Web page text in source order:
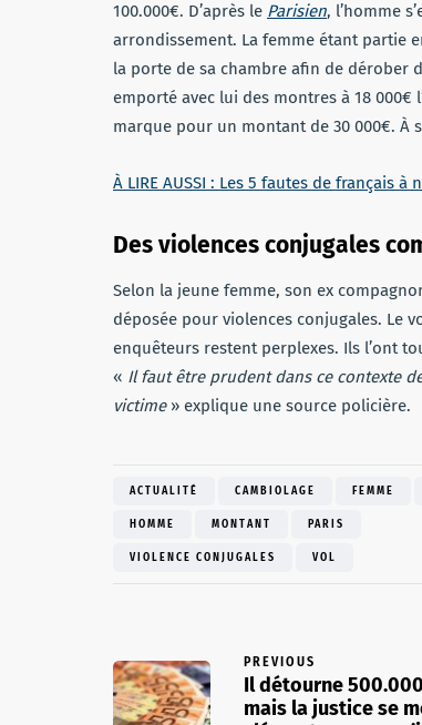
100.000€. D’après le Parisien, l’homme
arrondissement. La femme étant partie
la porte de sa chambre afin de dérober
emporté avec lui des montres à 18 000€
marque pour un montant de 30 000€.
À LIRE AUSSI : Les 5 fautes de français
Des violences conjugales
Selon la jeune femme, son ex
déposée pour violences conjugales. Le
enquêteurs restent perplexes. Ils l’ont
« Il faut être prudent dans ce contexte
victime» explique une source policière.
ACTUALITÉ CAMBIOLAGE FEMME
HOMME MONTANT PARIS
VIOLENCE CONJUGALES VOL
PREVIOUS
Il détourne
mais la justice se